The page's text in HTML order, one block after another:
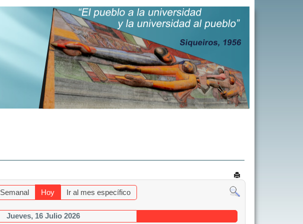
Semanal Hoy Ir al mes específico
Jueves, 16 Julio 2026